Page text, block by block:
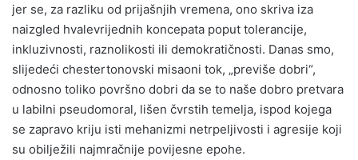
jer se, za razliku od prijašnjih vremena, ono skriva iza
naizgled hvalevrijednih koncepata poput tolerancije,
inkluzivnosti, raznolikosti ili demokratičnosti. Danas smo,
slijedeći chestertonovski misaoni tok, „previše dobri“,
odnosno toliko površno dobri da se to naše dobro pretvara
u labilni pseudomoral, lišen čvrstih temelja, ispod kojega
se zapravo kriju isti mehanizmi netrpeljivosti i agresije koji
su obilježili najmračnije povijesne epohe.